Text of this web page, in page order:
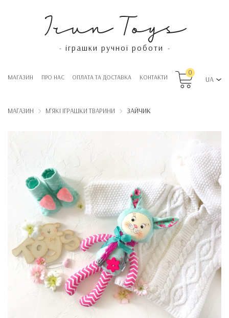
Irun Toys
- іграшки ручної роботи -
МАГАЗИН ПРО НАС OПЛАТА ТА ДОСТАВКА КОНТАКТИ
0
UA
МАГАЗИН М'ЯКІ ІГРАШКИ ТВАРИНИ ЗАЙЧИК